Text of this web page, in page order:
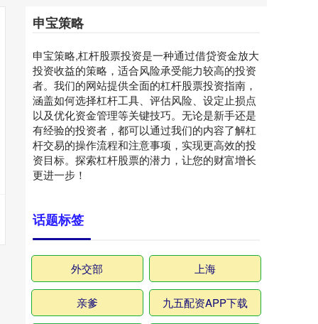
申宝策略
申宝策略,杠杆股票投资是一种通过借贷资金放大
投资收益的策略，适合风险承受能力较高的投资
者。我们的网站提供全面的杠杆股票投资指南，
涵盖如何选择杠杆工具、评估风险、设定止损点
以及优化资金管理等关键技巧。无论是新手还是
有经验的投资者，都可以通过我们的内容了解杠
杆交易的操作流程和注意事项，实现更高效的投
资目标。探索杠杆股票的潜力，让您的财富增长
更进一步！
话题标签
外交部 上海
亲爹 九五配资APP下载